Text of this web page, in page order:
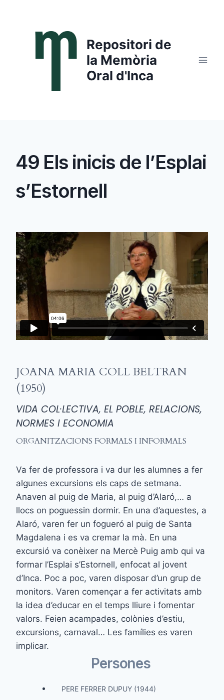
contenido
Repositori de
la Memòria
Oral d'Inca
49 Els inicis de l’Esplai
s’Estornell
JOANA MARIA COLL BELTRAN
(1950)
VIDA COL·LECTIVA, EL POBLE, RELACIONS,
NORMES I ECONOMIA
ORGANITZACIONS FORMALS I INFORMALS
Va fer de professora i va dur les alumnes a fer
algunes excursions els caps de setmana.
Anaven al puig de Maria, al puig d’Alaró,… a
llocs on poguessin dormir. En una d’aquestes, a
Alaró, varen fer un fogueró al puig de Santa
Magdalena i es va cremar la mà. En una
excursió va conèixer na Mercè Puig amb qui va
formar l’Esplai s’Estornell, enfocat al jovent
d’Inca. Poc a poc, varen disposar d’un grup de
monitors. Varen començar a fer activitats amb
la idea d’educar en el temps lliure i fomentar
valors. Feien acampades, colònies d’estiu,
excursions, carnaval… Les famílies es varen
implicar.
Persones
PERE FERRER DUPUY (1944)